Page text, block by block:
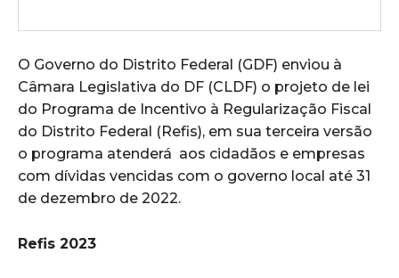
O Governo do Distrito Federal (GDF) enviou à
Câmara Legislativa do DF (CLDF) o projeto de lei
do Programa de Incentivo à Regularização Fiscal
do Distrito Federal (Refis), em sua terceira versão
o programa atenderá aos cidadãos e empresas
com dívidas vencidas com o governo local até 31
de dezembro de 2022.
Refis 2023